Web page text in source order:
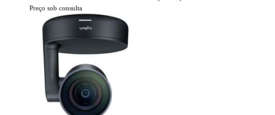
Preço sob consulta